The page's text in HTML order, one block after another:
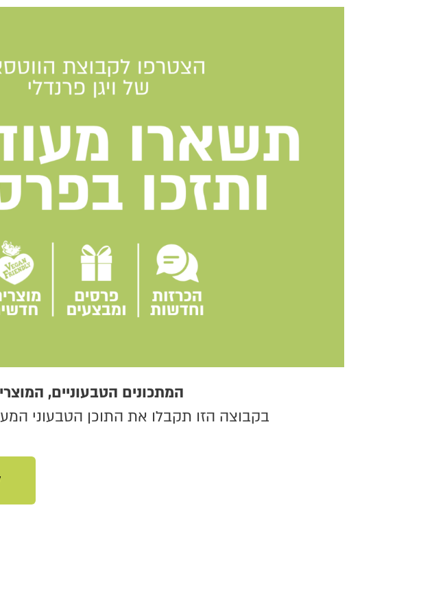
המתכונים הטבעוניים,
בקבוצה הזו תקבלו את התוכן הטבעוני